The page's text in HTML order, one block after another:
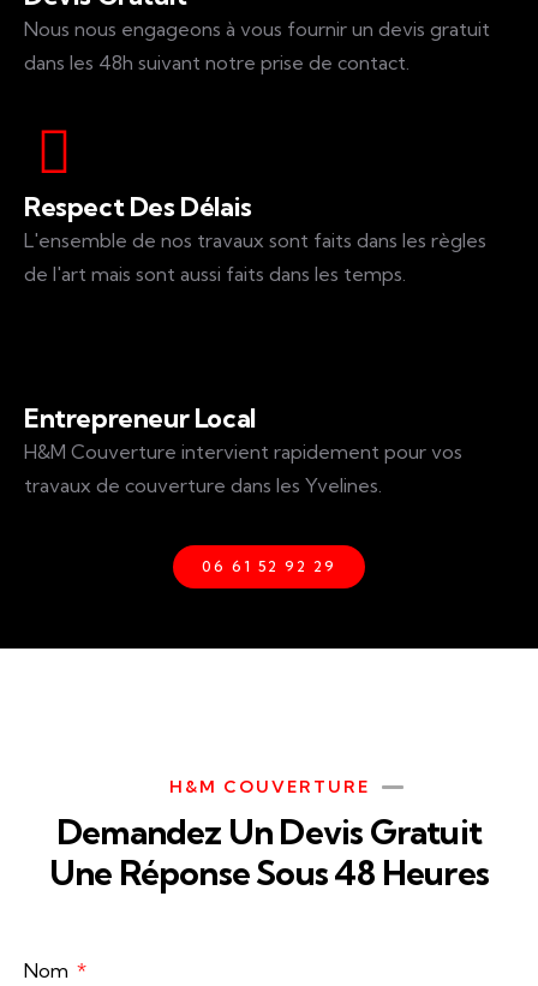
Nous nous engageons à vous fournir un devis gratuit
dans les 48h suivant notre prise de contact.
Respect Des Délais
L'ensemble de nos travaux sont faits dans les règles
de l'art mais sont aussi faits dans les temps.
Entrepreneur Local
H&M Couverture intervient rapidement pour vos
travaux de couverture dans les Yvelines.
06 61 52 92 29
H&M COUVERTURE
Demandez Un Devis Gratuit
Une Réponse Sous 48 Heures
Nom